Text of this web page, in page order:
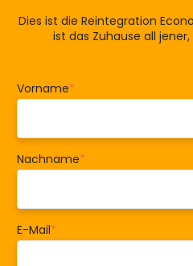
Dies ist die Reintegration
ist das Zuhause all
Vorname*
Nachname*
E-Mail*